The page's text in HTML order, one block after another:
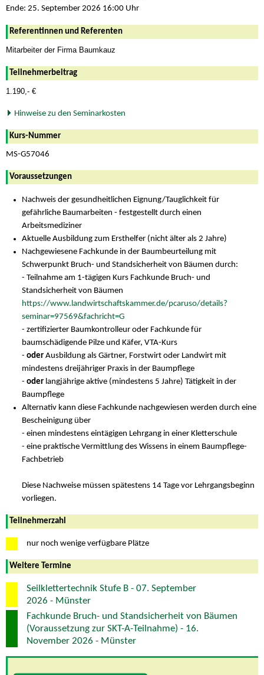
Ende: 25. September 2026 16:00 Uhr
Referentinnen und Referenten
Mitarbeiter der Firma Baumkauz
Teilnehmerbeitrag
1.190,- €
Hinweise zu den Seminarkosten
Kurs-Nummer
MS-G57046
Voraussetzungen
Nachweis der gesundheitlichen Eignung/Tauglichkeit für
gefährliche Baumarbeiten - festgestellt durch einen
Arbeitsmediziner
Aktuelle Ausbildung zum Ersthelfer (nicht älter als 2 Jahre)
Nachgewiesene Fachkunde in der Baumbeurteilung mit
Schwerpunkt Bruch- und Standsicherheit von Bäumen durch:
- Teilnahme am 1-tägigen Kurs Fachkunde Bruch- und
Standsicherheit von Bäumen
https://www.landwirtschaftskammer.de/pcaruso/details?
seminar=97569&fachricht=G
- zertifizierter Baumkontrolleur oder Fachkunde für
baumschädigende Pilze und Käfer, VTA-Kurs
-oderAusbildung als Gärtner, Forstwirt oder Landwirt mit
mindestens dreijähriger Praxis in der Baumpflege
-oder langjährige aktive (mindestens 5 Jahre) Tätigkeit in der
Baumpflege
Alternativ kann diese Fachkunde nachgewiesen werden durch eine
Bescheinigung über
- einen mindestens eintägigen Lehrgang in einer Kletterschule
- eine praktische Vermittlung des Wissens in einem Baumpflege-
Fachbetrieb
Diese Nachweise müssen spätestens 14 Tage vor Lehrgangsbeginn
vorliegen.
Teilnehmerzahl
nur noch wenige verfügbare Plätze
Weitere Termine
Seilklettertechnik Stufe B - 07. September
2026 - Münster
Fachkunde Bruch- und Standsicherheit von Bäumen
(Voraussetzung zur SKT-A-Teilnahme) - 16.
November 2026 - Münster